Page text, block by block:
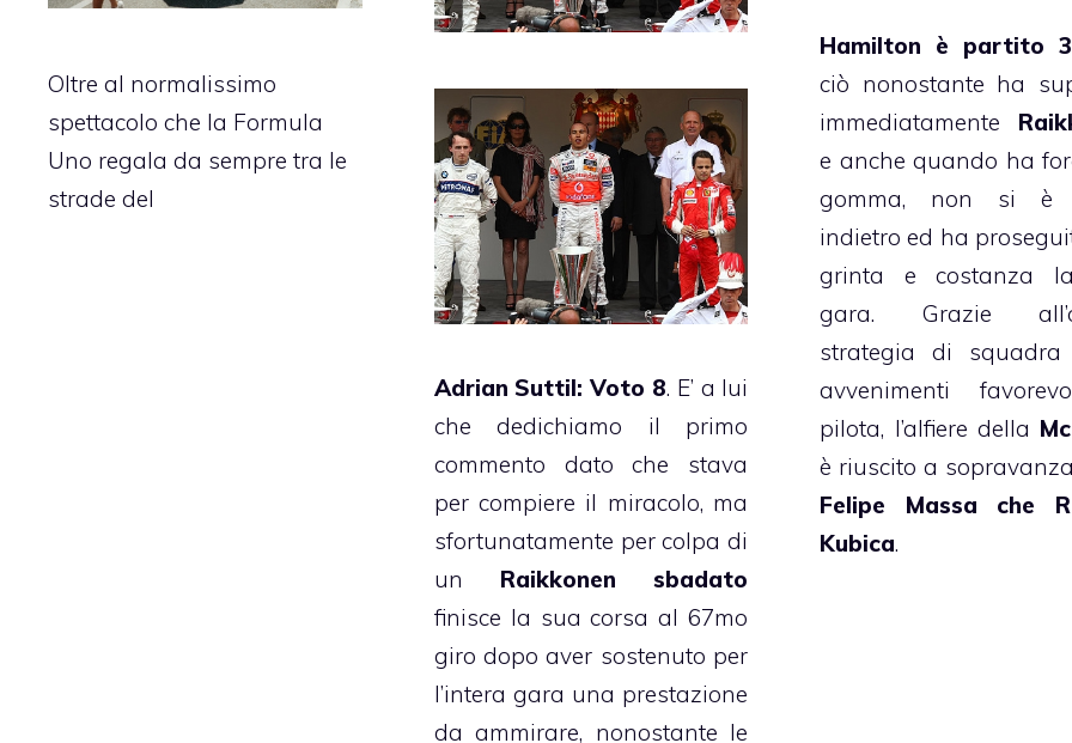
Hamilton è partito
ciò nonostante ha
immediatamente
e anche quando ha
gomma, non si è
indietro ed ha
grinta e costanza
gara. Grazie
strategia di
avvenimenti
pilota, l’alfiere della
è riuscito a
Felipe Massa che
Kubica.
Oltre al normalissimo
spettacolo che la Formula
Uno regala da sempre tra le
strade del
Adrian Suttil: Voto 8. E’ a lui
che dedichiamo il primo
commento dato che stava
per compiere il miracolo, ma
sfortunatamente per colpa di
un Raikkonen sbadato
finisce la sua corsa al 67mo
giro dopo aver sostenuto per
l’intera gara una prestazione
da ammirare, nonostante le